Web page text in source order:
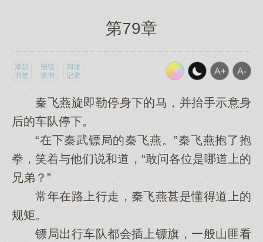
第79章
添加
书签
报错
求书
阅读
记录
秦飞燕旋即勒停身下的马，并抬手示意身
后的车队停下。
“在下秦武镖局的秦飞燕。”秦飞燕抱了抱
拳，笑着与他们说和道，“敢问各位是哪道上的
兄弟？”
常年在路上行走，秦飞燕甚是懂得道上的
规矩。
镖局出行车队都会插上镖旗，一般山匪看